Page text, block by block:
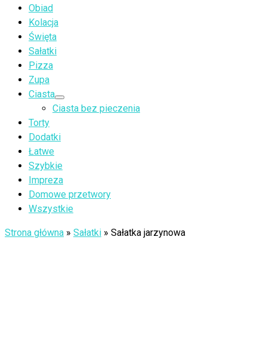
Obiad
Kolacja
Święta
Sałatki
Pizza
Zupa
Ciasta
Ciasta bez pieczenia
Torty
Dodatki
Łatwe
Szybkie
Impreza
Domowe przetwory
Wszystkie
Strona główna » Sałatki » Sałatka jarzynowa